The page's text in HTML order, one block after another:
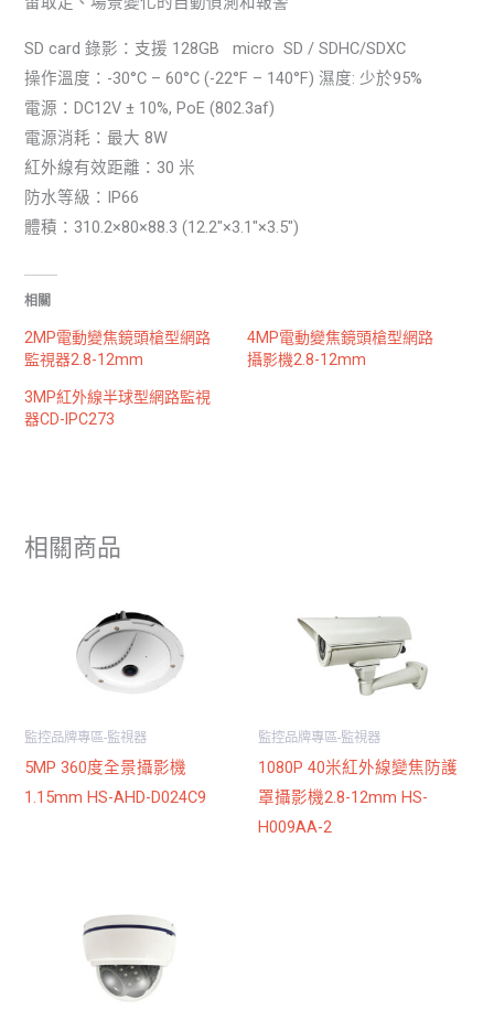
SD card 錄影：支援 128GB micro SD / SDHC/SDXC
操作溫度：-30°C – 60°C (-22°F – 140°F) 濕度: 少於95%
電源：DC12V ± 10%, PoE (802.3af)
電源消耗：最大 8W
紅外線有效距離：30 米
防水等級：IP66
體積：310.2×80×88.3 (12.2″×3.1″×3.5″)
相關
2MP電動變焦鏡頭槍型網路
監視器2.8-12mm
4MP電動變焦鏡頭槍型網路
攝影機2.8-12mm
3MP紅外線半球型網路監視
器CD-IPC273
相關商品
監控品牌專區-監視器
5MP 360度全景攝影機
1.15mm HS-AHD-D024C9
監控品牌專區-監視器
1080P 40米紅外線變焦防護
罩攝影機2.8-12mm HS-
H009AA-2